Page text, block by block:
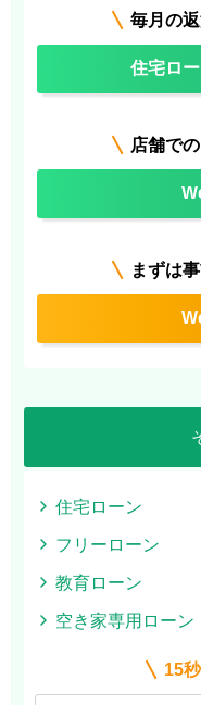
毎月の
住宅ロ
店舗で
まずは
住宅ローン
フリーローン
教育ローン
空き家専用ローン
15